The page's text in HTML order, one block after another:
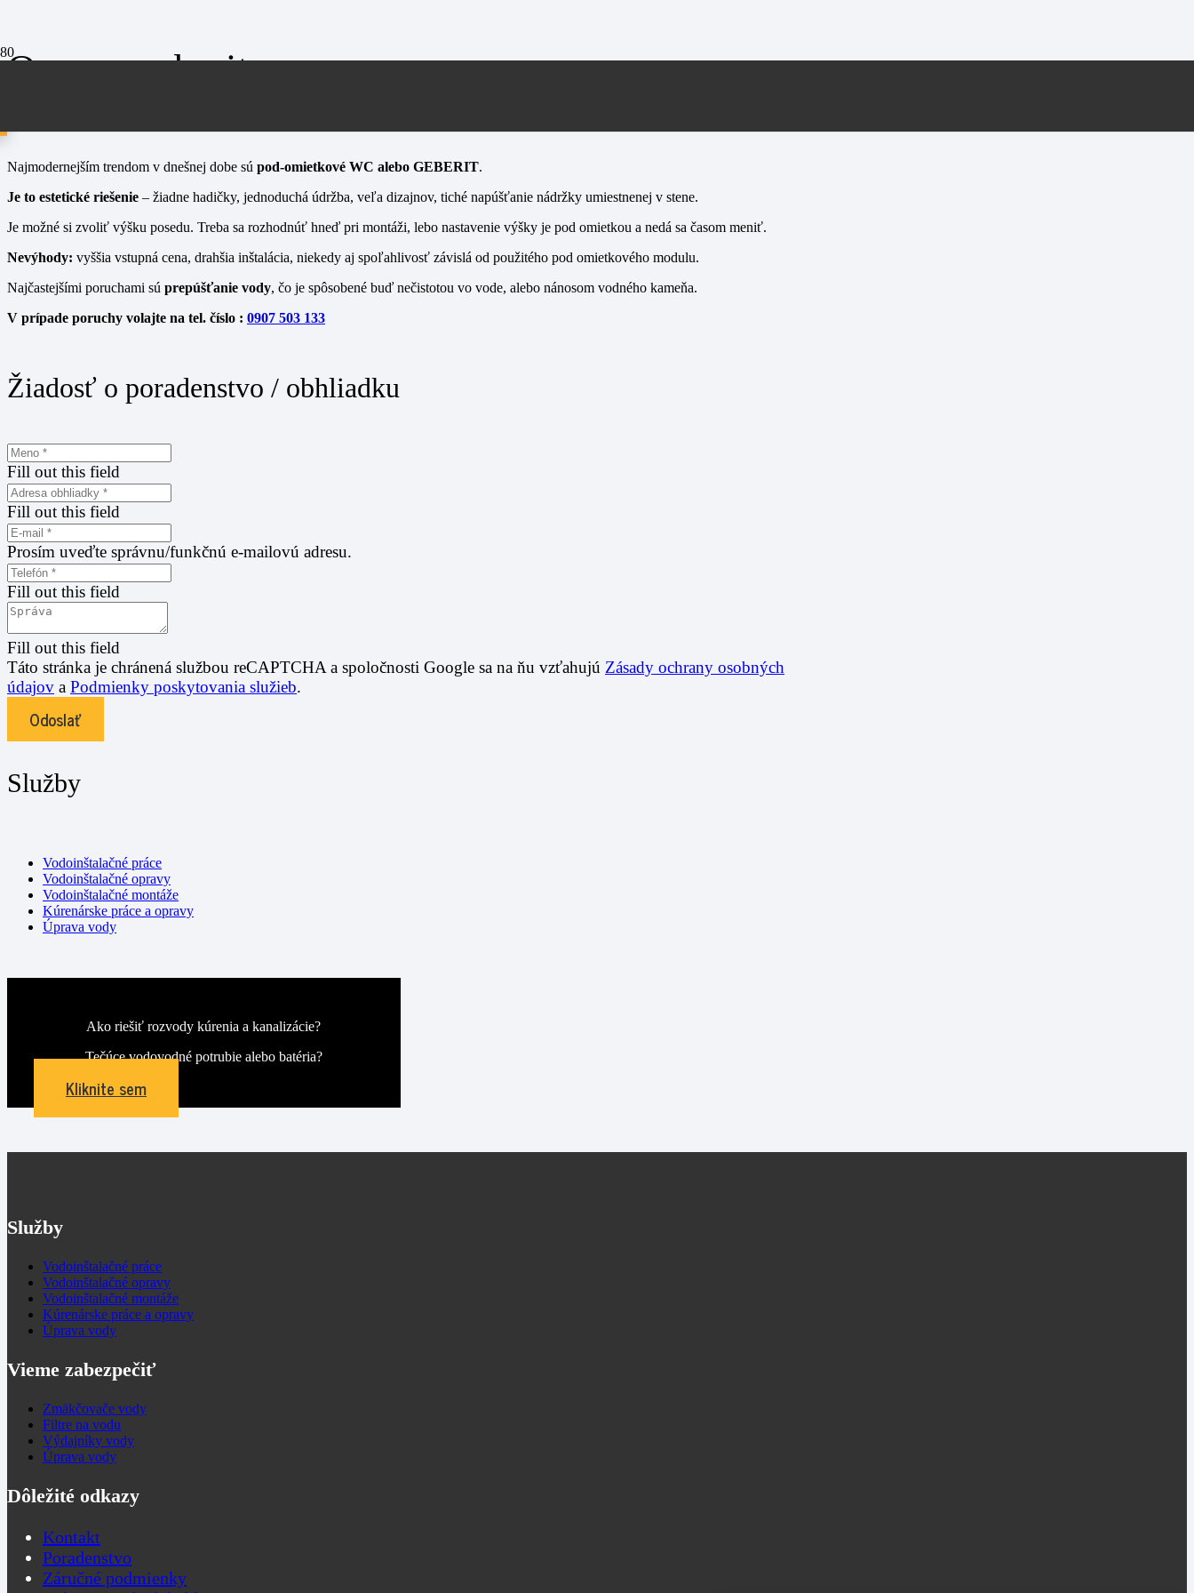
Oprava geberit
Najmodernejším trendom v dnešnej dobe sú pod-omietkové WC alebo GEBERIT.
Je to estetické riešenie – žiadne hadičky, jednoduchá údržba, veľa dizajnov, tiché napúšťanie nádržky umiestnenej v stene.
Je možné si zvoliť výšku posedu. Treba sa rozhodnúť hneď pri montáži, lebo nastavenie výšky je pod omietkou a nedá sa časom meniť.
Nevýhody: vyššia vstupná cena, drahšia inštalácia, niekedy aj spoľahlivosť závislá od použitého pod omietkového modulu.
Najčastejšími poruchami sú prepúšťanie vody, čo je spôsobené buď nečistotou vo vode, alebo nánosom vodného kameňa.
V prípade poruchy volajte na tel. číslo : 0907 503 133
Žiadosť o poradenstvo / obhliadku
Fill out this field
Fill out this field
Prosím uveďte správnu/funkčnú e-mailovú adresu.
Fill out this field
Fill out this field
Táto stránka je chránená službou reCAPTCHA a spoločnosti Google sa na ňu vzťahujú Zásady ochrany osobných
údajov a Podmienky poskytovania služieb.
Odoslať
Služby
Vodoinštalačné práce
Vodoinštalačné opravy
Vodoinštalačné montáže
Kúrenárske práce a opravy
Úprava vody
Ako riešiť rozvody kúrenia a kanalizácie?
Tečúce vodovodné potrubie alebo batéria?
Kliknite sem
Služby
Vodoinštalačné práce
Vodoinštalačné opravy
Vodoinštalačné montáže
Kúrenárske práce a opravy
Úprava vody
Vieme zabezpečiť
Zmäkčovače vody
Filtre na vodu
Výdajníky vody
Úprava vody
Dôležité odkazy
Kontakt
Poradenstvo
Záručné podmienky